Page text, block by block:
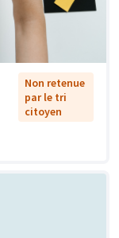
Non retenue
par le tri
citoyen